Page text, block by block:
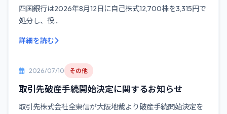
四国銀行は2026年8月12日に自己株式12,700株を3,315円で
処分し、役...
詳細を読む
2026/07/10 その他
取引先破産手続開始決定に関するお知らせ
取引先株式会社全東信が大阪地裁より破産手続開始決定を